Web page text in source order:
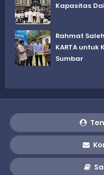
Kapasitas
Rahmat
KARTA
Sumbar